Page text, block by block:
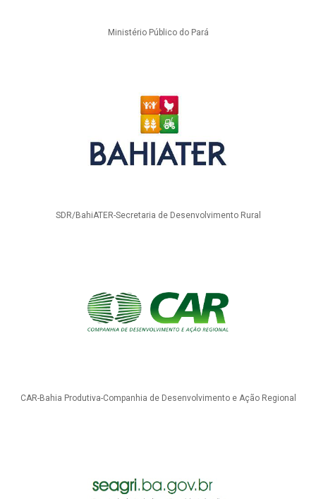
Ministério Público do Pará
SDR/BahiATER-Secretaria de Desenvolvimento Rural
CAR-Bahia Produtiva-Companhia de Desenvolvimento e Ação Regional